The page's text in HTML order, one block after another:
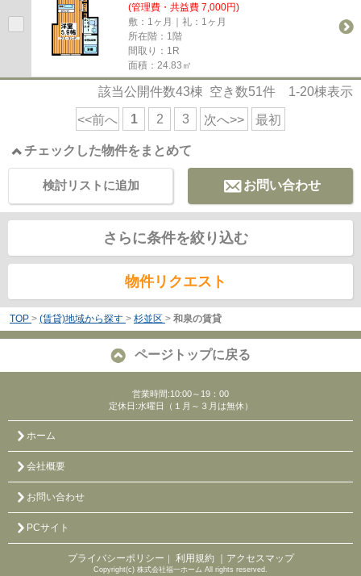
(管理費・共益費 7,000円)
敷：1ヶ月｜礼：1ヶ月
所在階：1階
間取り：1R
面積：24.83㎡
該当公開件数43棟 空き数51件 1-20棟表示
<<前へ 1 2 3 次へ>> 最初
チェックした物件をまとめて
お問い合わせ
検討リストに追加
さらに条件を絞り込む
物件リクエスト
TOP > (賃貸)地域から探す > 杉並区 > 和泉の賃貸
ページトップに戻る
営業時間:10:00～19：00
定休日:水曜日（１月～３月は無休）
ホーム
会社概要
お問い合わせ
PCサイト
プライバシーポリシー ｜ 利用規約 ｜アクセスマップ
Copyright(c) 株式会社福一ホーム All rights reserved.